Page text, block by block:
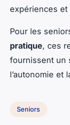
expériences et
Pour les
pratique, ces
fournissent un
l’autonomie et
Seniors